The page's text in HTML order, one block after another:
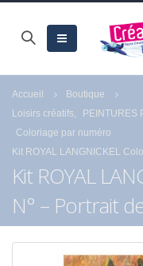
Accueil
Boutique
Loisirs créatifs
PEINTURES
Coloriage par numéro
Kit ROYAL LANGNICKEL
Kit ROYAL
N° – Portrait